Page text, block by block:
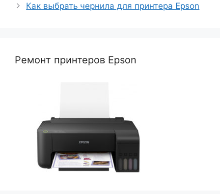
Как выбрать чернила для принтера Epson
Ремонт принтеров Epson